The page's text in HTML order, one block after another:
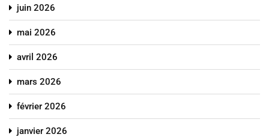
juin 2026
mai 2026
avril 2026
mars 2026
février 2026
janvier 2026